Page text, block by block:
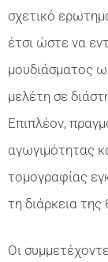
σχετικό
έτσι ώστε να
μουδιάσματος
μελέτη σε
Επιπλέον,
αγωγιμότητας
τομογραφίας
τη διάρκεια της
Οι